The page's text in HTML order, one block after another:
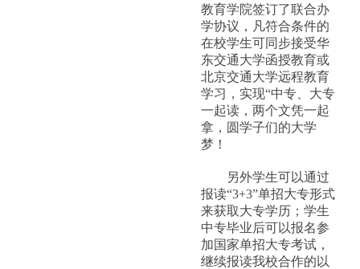
教育学院签订了联合办
学协议，凡符合条件的
在校学生可同步接受华
东交通大学函授教育或
北京交通大学远程教育
学习，实现“中专、大专
一起读，两个文凭一起
拿，圆学子们的大学
梦！
另外学生可以通过
报读“3+3”单招大专形式
来获取大专学历；学生
中专毕业后可以报名参
加国家单招大专考试，
继续报读我校合作的以